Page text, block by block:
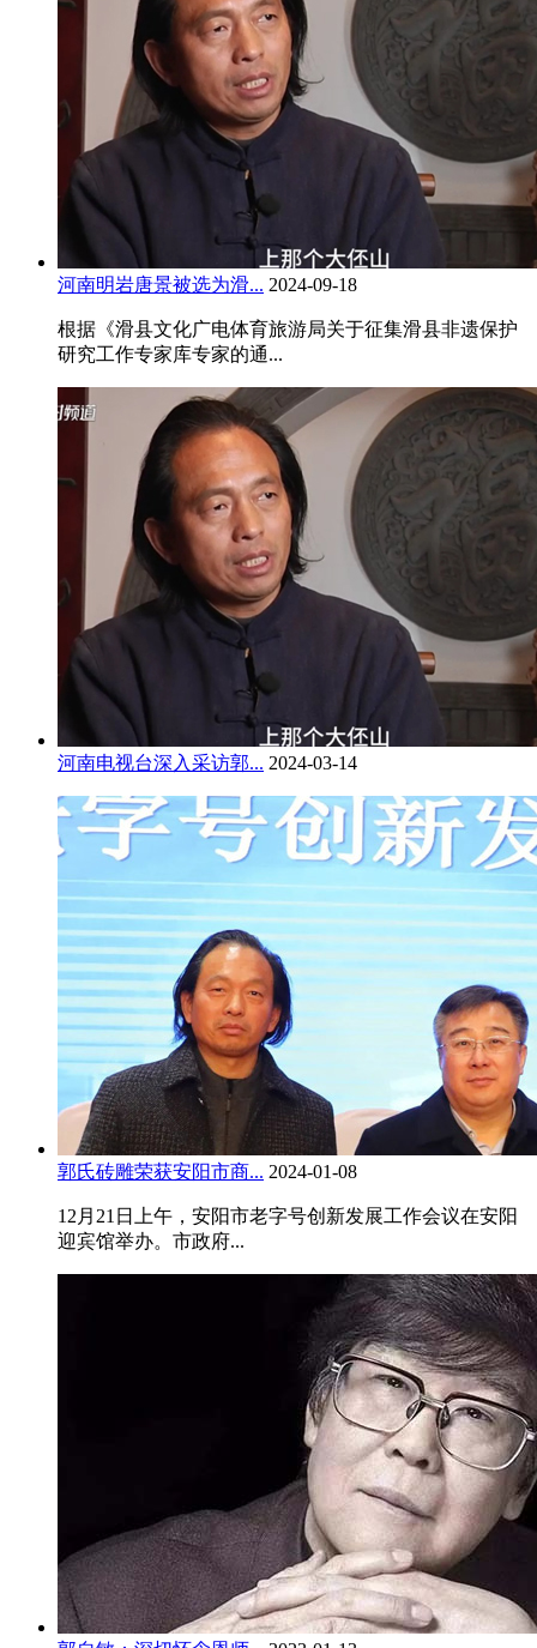
河南明岩唐景被选为滑... 2024-09-18
根据《滑县文化广电体育旅游局关于征集滑县非遗保护
研究工作专家库专家的通...
河南电视台深入采访郭... 2024-03-14
郭氏砖雕荣获安阳市商... 2024-01-08
12月21日上午，安阳市老字号创新发展工作会议在安阳
迎宾馆举办。市政府...